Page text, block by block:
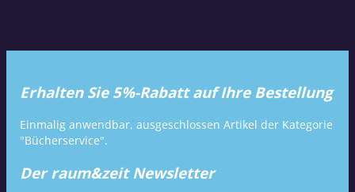
Erhalten Sie 5%-Rabatt auf Ihre Bestellung
Einmalig anwendbar, ausgeschlossen Artikel der Kategorie
"Bücherservice".
Der raum&zeit Newsletter